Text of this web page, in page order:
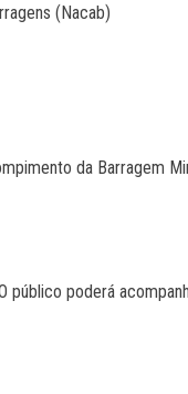
(Nacab)
da Barragem
público poderá